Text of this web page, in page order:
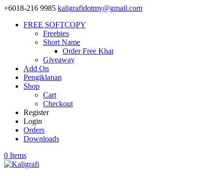
+6018-216 9985 kaligrafidotmy@gmail.com
FREE SOFTCOPY
Freebies
Short Name
Order Free Khat
Giveaway
Add On
Pengiklanan
Shop
Cart
Checkout
Register
Login
Orders
Downloads
0 Items